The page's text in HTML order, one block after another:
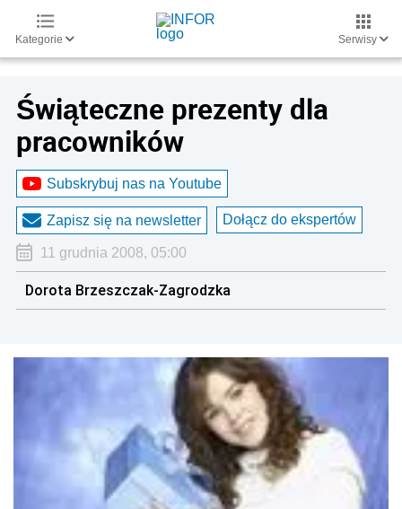
Kategorie Serwisy
Świąteczne prezenty dla
pracowników
Subskrybuj nas na Youtube
Zapisz się na newsletter Dołącz do ekspertów
11 grudnia 2008, 05:00
Dorota Brzeszczak-Zagrodzka